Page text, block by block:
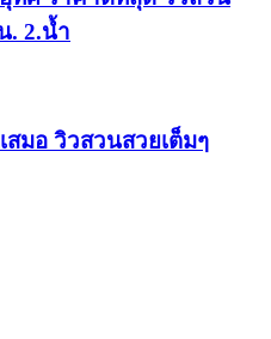
. 2.น้ำ
มอ วิวสวนสวยเต็มๆ